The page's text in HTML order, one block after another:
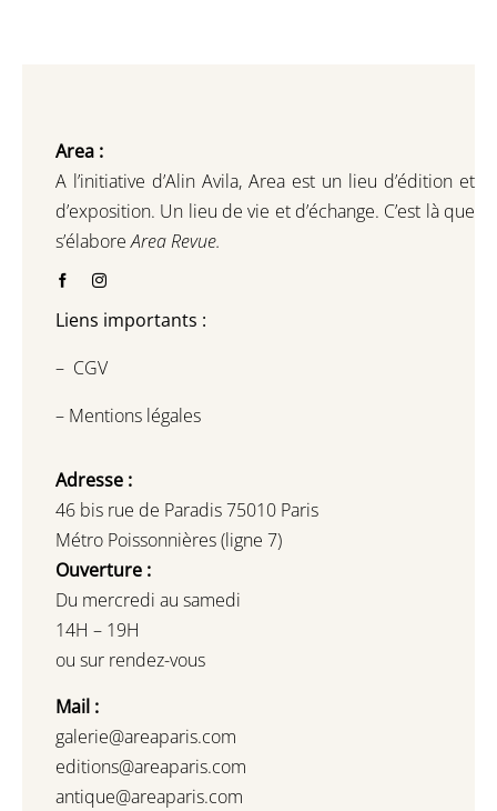
Area :
A l’initiative d’Alin Avila, Area est un lieu d’édition et
d’exposition. Un lieu de vie et d’échange. C’est là que
s’élaboreArea Revue.
Liens importants :
– CGV
– Mentions légales
Adresse :
46 bis rue de Paradis 75010 Paris
Métro Poissonnières (ligne 7)
Ouverture :
Du mercredi au samedi
14H – 19H
ou sur rendez-vous
Mail :
galerie@areaparis.com
editions@areaparis.com
antique@areaparis.com